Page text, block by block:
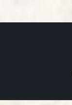
content